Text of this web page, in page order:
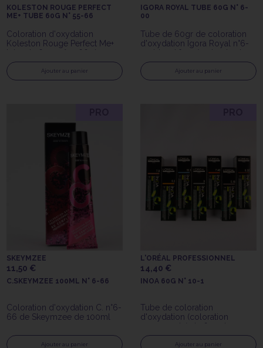
KOLESTON ROUGE PERFECT
ME+ TUBE 60G N° 55-66
Coloration d'oxydation
Koleston Rouge Perfect Me+
tube de 60gr n°55-66 de
Wella Professionals
Ajouter au panier
IGORA ROYAL TUBE 60G N° 6-
00
Tube de 60gr de coloration
d'oxydation Igora Royal n°6-
00 blond foncé naturel extra
Schwarzkopf Professionnal
Ajouter au panier
SKEYMZEE
11,50 €
C.SKEYMZEE 100ML N° 6-66
Coloration d'oxydation C. n°6-
66 de Skeymzee de 100ml
Ajouter au panier
L'ORÉAL PROFESSIONNEL
14,40 €
INOA 60G N° 10-1
Tube de coloration
d'oxydation (coloration
permanente) de 60gr Inoa
n°10.1 de l'Oréal Professionnel
Ajouter au panier